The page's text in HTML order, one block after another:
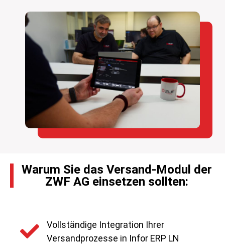
Warum Sie das Versand-Modul der
ZWF AG einsetzen sollten:
Vollständige Integration Ihrer
Versandprozesse in Infor ERP LN